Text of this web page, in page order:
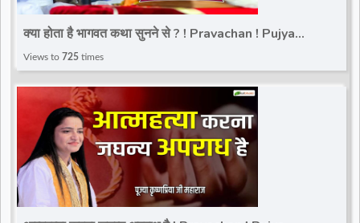
क्या होता है भागवत कथा सुनने से ? ! Pravachan ! Pujya
Krishnapriya Ji Maharaj | Total Bhakti
Views to 725 times